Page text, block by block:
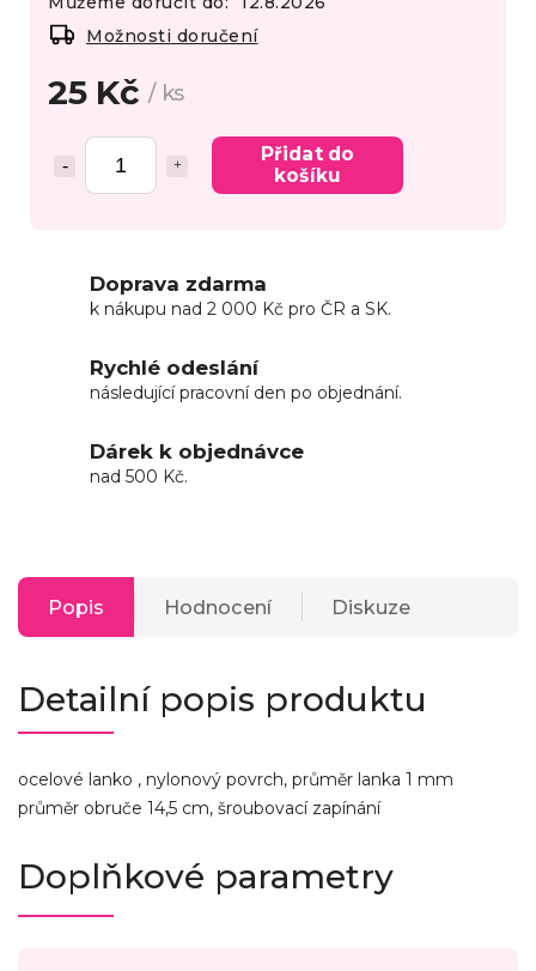
25 Kč/ ks
Přidat do
košíku
Možnosti doručení
Doprava zdarma
k nákupu nad 2 000 Kč pro ČR a SK.
Rychlé odeslání
následující pracovní den po objednání.
Dárek k objednávce
nad 500 Kč.
Popis Hodnocení Diskuze
Detailní popis produktu
ocelové lanko , nylonový povrch, průměr lanka 1 mm
průměr obruče 14,5 cm, šroubovací zapínání
Doplňkové parametry